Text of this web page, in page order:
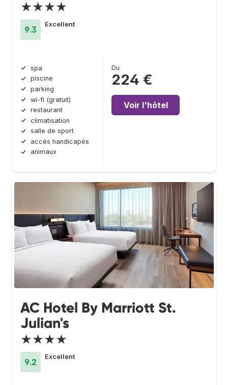
★★★★
9.3
Excellent
spa
piscine
parking
wi-fi (gratuit)
restaurant
climatisation
salle de sport
accès handicapés
animaux
Du
224 €
Voir l'hôtel
AC Hotel By Marriott St.
Julian's
★★★★
9.2
Excellent